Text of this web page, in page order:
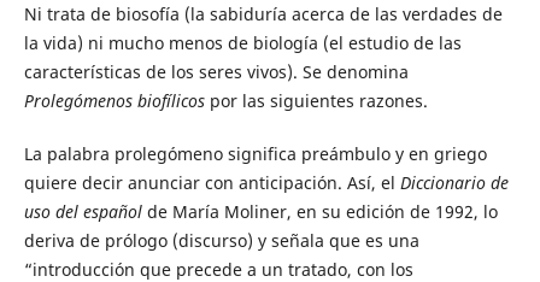
Ni trata de biosofía (la sabiduría acerca de las verdades de
la vida) ni mucho menos de biología (el estudio de las
características de los seres vivos). Se denomina
Prolegómenos biofílicospor las siguientes razones.
La palabra prolegómeno significa preámbulo y en griego
quiere decir anunciar con anticipación. Así, el Diccionario de
uso del españolde María Moliner, en su edición de 1992, lo
deriva de prólogo (discurso) y señala que es una
“introducción que precede a un tratado, con los